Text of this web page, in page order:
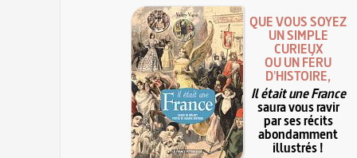
QUE VOUS SOYEZ
UN SIMPLE
CURIEUX
OU UN FÉRU
D'HISTOIRE,
Il était une France
saura vous ravir
par ses récits
abondamment
illustrés !